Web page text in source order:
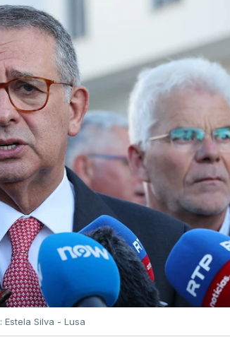
Estela Silva - Lusa